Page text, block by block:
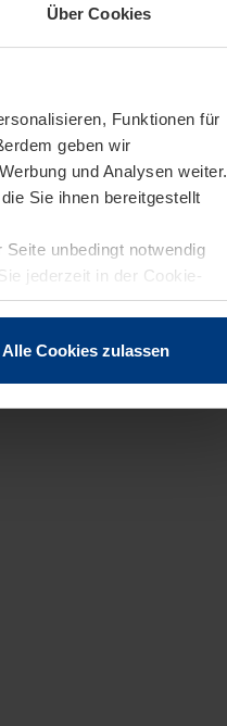
Über Cookies
Funktionen für
geben wir
und Analysen weiter.
Sie ihnen bereitgestellt
unbedingt notwendig
jederzeit in der Cookie-
Alle Cookies zulassen